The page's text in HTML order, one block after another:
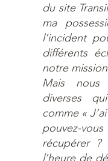
du site
ma
l’incident
différents
notre
Mais nous
diverses
comme «
pouvez-
récupérer
l’heure de